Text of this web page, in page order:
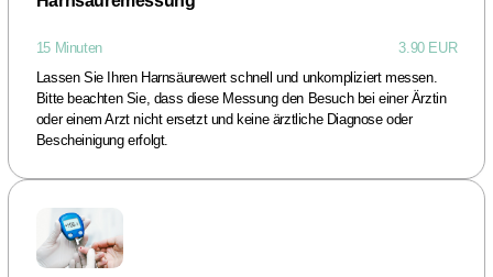
15 Minuten
3.90 EUR
Lassen Sie Ihren Harnsäurewert schnell und unkompliziert messen.
Bitte beachten Sie, dass diese Messung den Besuch bei einer Ärztin
oder einem Arzt nicht ersetzt und keine ärztliche Diagnose oder
Bescheinigung erfolgt.